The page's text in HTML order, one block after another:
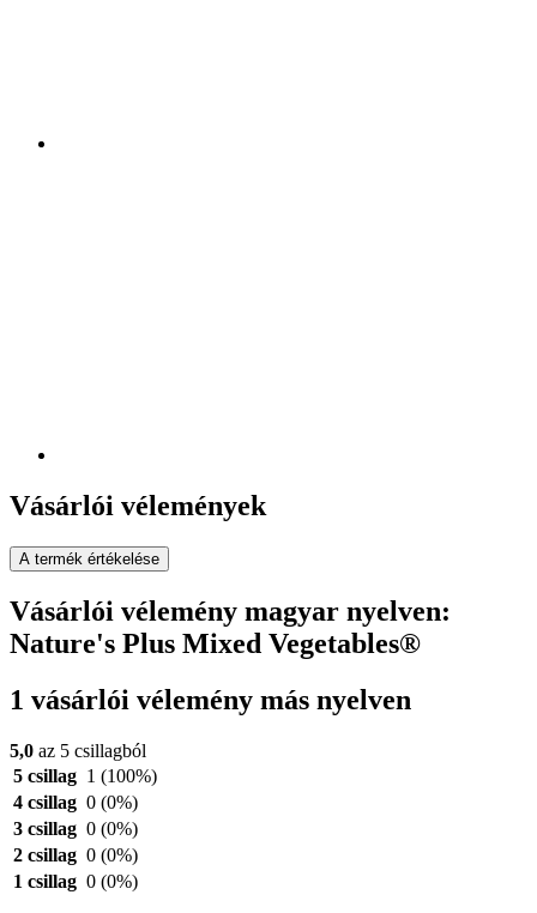
Vásárlói vélemények
A termék értékelése
Vásárlói vélemény magyar nyelven:
Nature's Plus Mixed Vegetables®
1 vásárlói vélemény más nyelven
5,0 az 5 csillagból
5 csillag 1 (100%)
4 csillag 0 (0%)
3 csillag 0 (0%)
2 csillag 0 (0%)
1 csillag 0 (0%)